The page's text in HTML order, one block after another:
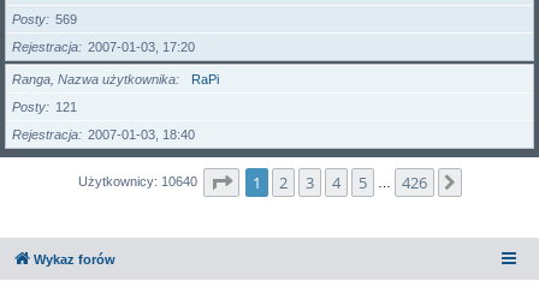
Posty
569
Rejestracja
2007-01-03, 17:20
Ranga, Nazwa użytkownika
RaPi
Posty
121
Rejestracja
2007-01-03, 18:40
Użytkownicy: 10640 Strona1 z426
1 2 3 4 5 426
Wykaz forów